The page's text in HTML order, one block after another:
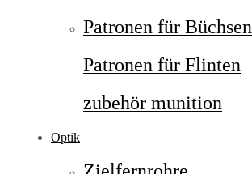
Patronen für Büchsen
Patronen für Flinten
zubehör munition
Optik